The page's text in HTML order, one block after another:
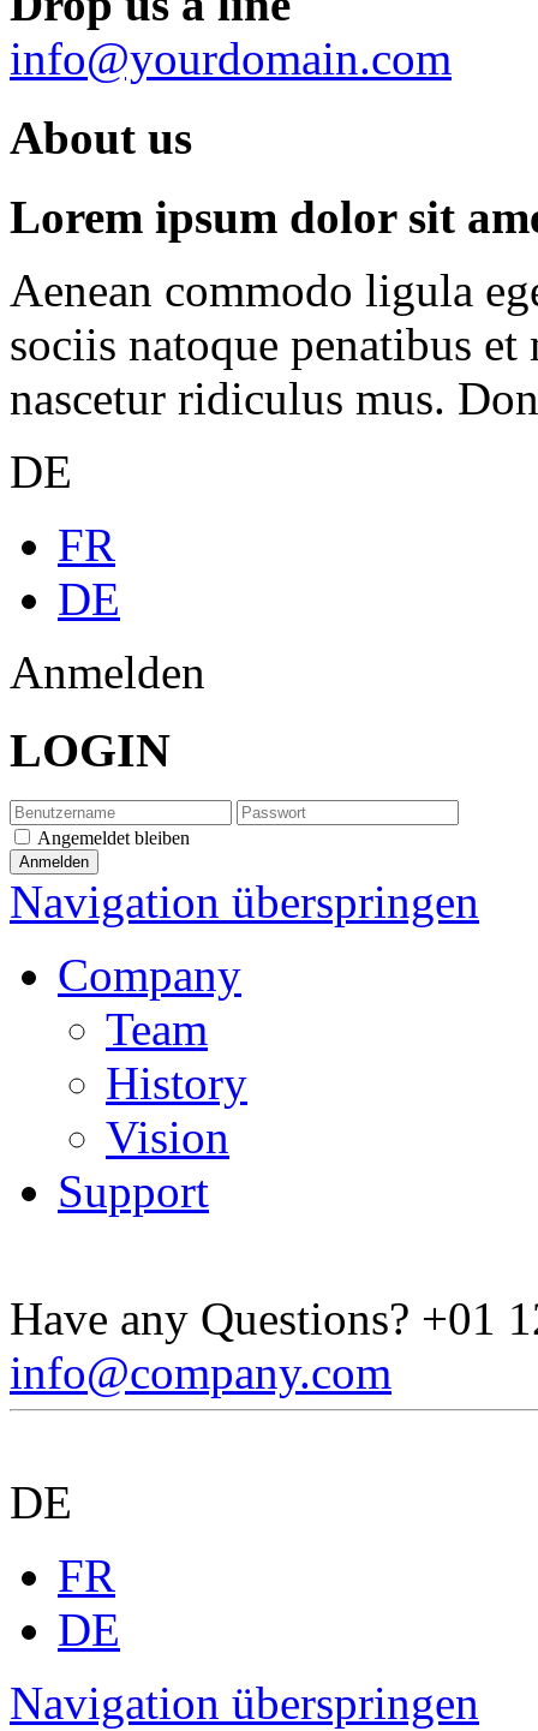
info@yourdomain.com
About us
Lorem ipsum dolor sit
Aenean commodo ligula
sociis natoque penatibus
nascetur ridiculus mus.
DE
FR
DE
Anmelden
LOGIN
Angemeldet bleiben
Navigation überspringen
Company
Team
History
Vision
Support
Have any Questions? +01
info@company.com
DE
FR
DE
Navigation überspringen